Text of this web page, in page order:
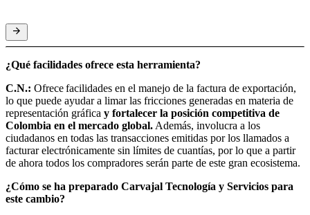
¿Qué facilidades ofrece esta herramienta?
C.N.: Ofrece facilidades en el manejo de la factura de exportación,
lo que puede ayudar a limar las fricciones generadas en materia de
representación gráfica y fortalecer la posición competitiva de
Colombia en el mercado global. Además, involucra a los
ciudadanos en todas las transacciones emitidas por los llamados a
facturar electrónicamente sin límites de cuantías, por lo que a partir
de ahora todos los compradores serán parte de este gran ecosistema.
¿Cómo se ha preparado Carvajal Tecnología y Servicios para
este cambio?